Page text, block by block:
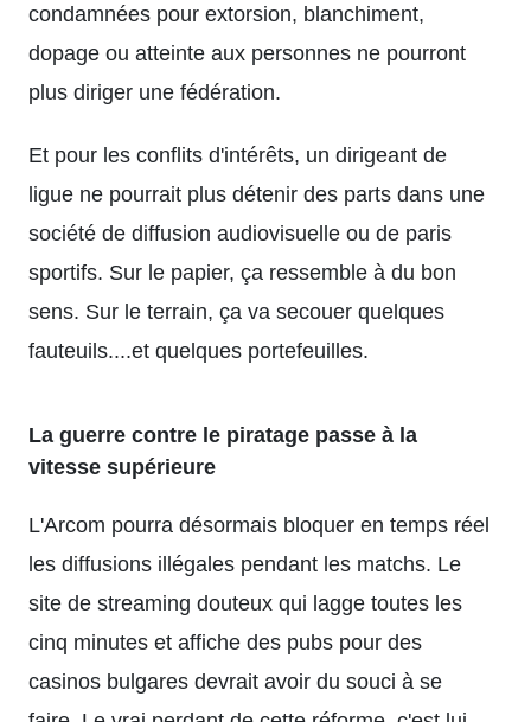
condamnées pour extorsion, blanchiment,
dopage ou atteinte aux personnes ne pourront
plus diriger une fédération.
Et pour les conflits d'intérêts, un dirigeant de
ligue ne pourrait plus détenir des parts dans une
société de diffusion audiovisuelle ou de paris
sportifs. Sur le papier, ça ressemble à du bon
sens. Sur le terrain, ça va secouer quelques
fauteuils....et quelques portefeuilles.
La guerre contre le piratage passe à la
vitesse supérieure
L'Arcom pourra désormais bloquer en temps réel
les diffusions illégales pendant les matchs. Le
site de streaming douteux qui lagge toutes les
cinq minutes et affiche des pubs pour des
casinos bulgares devrait avoir du souci à se